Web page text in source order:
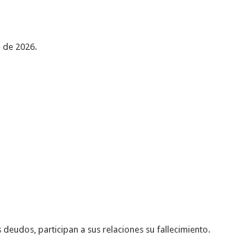
de 2026.
participan a sus relaciones su fallecimiento.